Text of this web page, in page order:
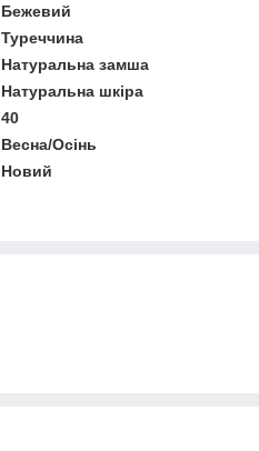
Бежевий
Туреччина
Натуральна замша
Натуральна шкіра
40
Весна/Осінь
Новий